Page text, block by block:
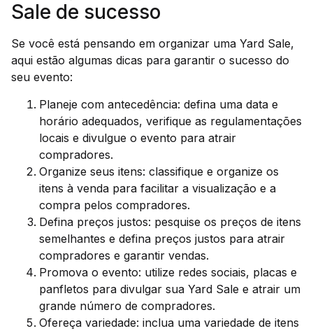
Sale de sucesso
Se você está pensando em organizar uma Yard Sale,
aqui estão algumas dicas para garantir o sucesso do
seu evento:
Planeje com antecedência: defina uma data e
horário adequados, verifique as regulamentações
locais e divulgue o evento para atrair
compradores.
Organize seus itens: classifique e organize os
itens à venda para facilitar a visualização e a
compra pelos compradores.
Defina preços justos: pesquise os preços de itens
semelhantes e defina preços justos para atrair
compradores e garantir vendas.
Promova o evento: utilize redes sociais, placas e
panfletos para divulgar sua Yard Sale e atrair um
grande número de compradores.
Ofereça variedade: inclua uma variedade de itens